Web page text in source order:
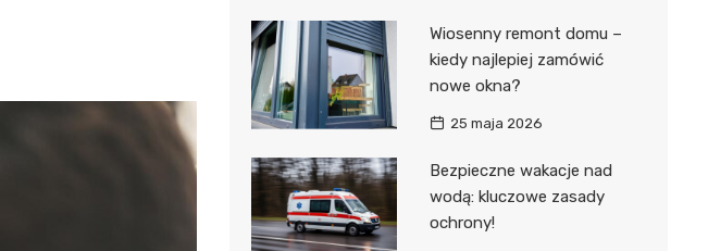
Wiosenny remont domu –
kiedy najlepiej zamówić
nowe okna?
25 maja 2026
Bezpieczne wakacje nad
wodą: kluczowe zasady
ochrony!